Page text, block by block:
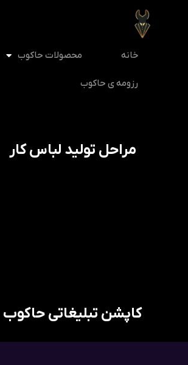
خانه محصولات حاکوب
رزومه ی حاکوب
مراحل تولید لباس کار
کاپشن تبلیغاتی حاکوب